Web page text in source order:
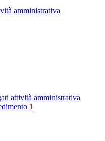
amministrativa
attività amministrativa
1